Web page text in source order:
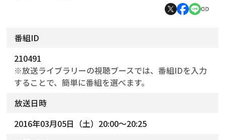
番組ID
210491
※放送ライブラリーの視聴ブースでは、番組IDを入力
することで、簡単に番組を選べます。
放送日時
2016年03月05日（土）20:00～20:25